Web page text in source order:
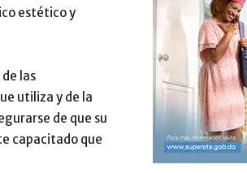
estético y
las
utiliza y de la
de que su
capacitado que